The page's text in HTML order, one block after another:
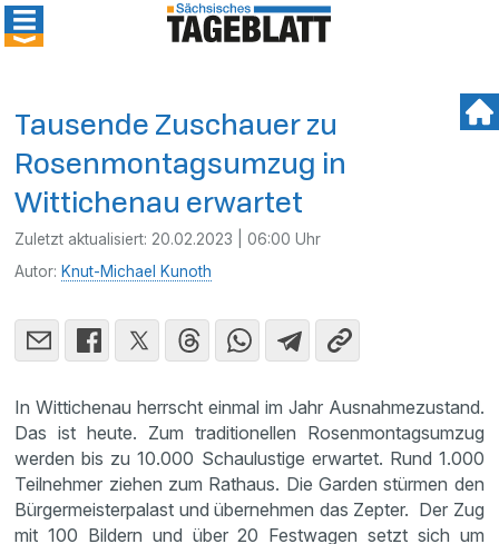
Tausende Zuschauer zu
Rosenmontagsumzug in
Wittichenau erwartet
Zuletzt aktualisiert: 20.02.2023 | 06:00 Uhr
Autor: Knut-Michael Kunoth
In Wittichenau herrscht einmal im Jahr Ausnahmezustand.
Das ist heute. Zum traditionellen Rosenmontagsumzug
werden bis zu 10.000 Schaulustige erwartet. Rund 1.000
Teilnehmer ziehen zum Rathaus. Die Garden stürmen den
Bürgermeisterpalast und übernehmen das Zepter. Der Zug
mit 100 Bildern und über 20 Festwagen setzt sich um